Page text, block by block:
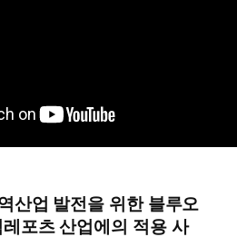
산업 발전을 위한 블루오
포츠 산업에의 적용 사